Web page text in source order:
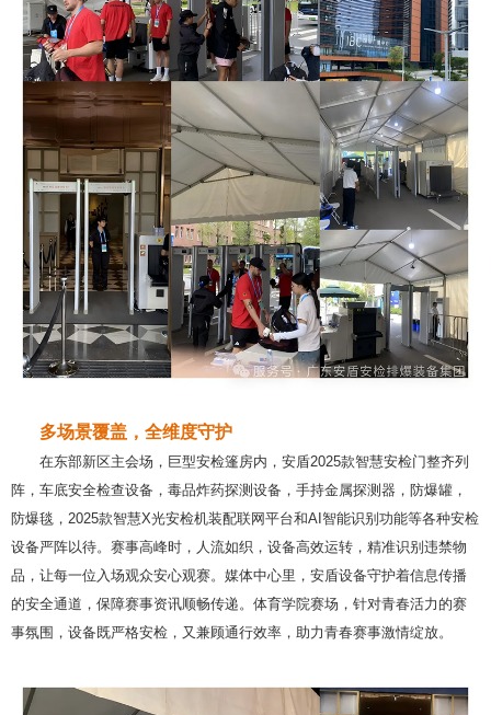
多场景覆盖，全维度守护
在东部新区主会场，巨型安检篷房内，安盾2025款智慧安检门整齐列
阵，车底安全检查设备，毒品炸药探测设备，手持金属探测器，防爆罐，
防爆毯，2025款智慧X光安检机装配联网平台和AI智能识别功能等各种安检
设备严阵以待。赛事高峰时，人流如织，设备高效运转，精准识别违禁物
品，让每一位入场观众安心观赛。媒体中心里，安盾设备守护着信息传播
的安全通道，保障赛事资讯顺畅传递。体育学院赛场，针对青春活力的赛
事氛围，设备既严格安检，又兼顾通行效率，助力青春赛事激情绽放。